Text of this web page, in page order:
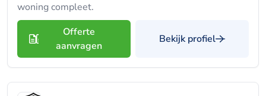
woning compleet.
Offerte
aanvragen
Bekijk profiel